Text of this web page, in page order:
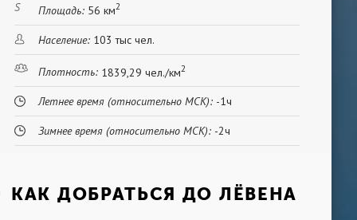
Площадь: 56 км2
Население: 103 тыс чел.
Плотность: 1839,29 чел./км2
Летнее время (относительно МСК): -1ч
Зимнее время (относительно МСК): -2ч
КАК ДОБРАТЬСЯ ДО ЛЁВЕНА